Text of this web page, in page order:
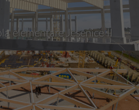
elementare Jesenice II